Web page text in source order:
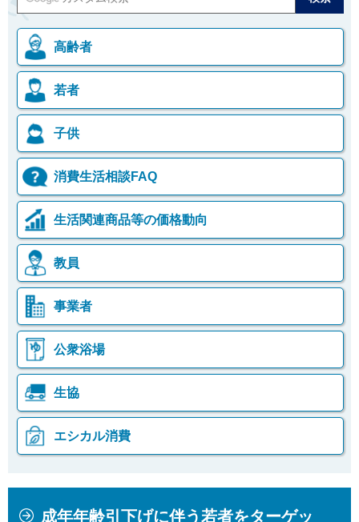
高齢者
若者
子供
消費生活相談FAQ
生活関連商品等の価格動向
教員
事業者
公衆浴場
生協
エシカル消費
成年年齢引下げに伴う若者をターゲッ